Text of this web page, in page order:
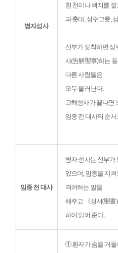
병자성사
흰 천이나 백지를
과 촛대, 성수그릇,
신부가 도착하면 상
사(告解聖事)하는
다른 사람들은
모두 물러난다.
고해성사가 끝나면
임종 전 대사의 순
임종 전 대사
병자 성사는 신부가
있으며, 임종을 지
격려하는 말을
해주고 《성서(聖書
하여 읽어 준다.
① 환자가 숨을 거둘